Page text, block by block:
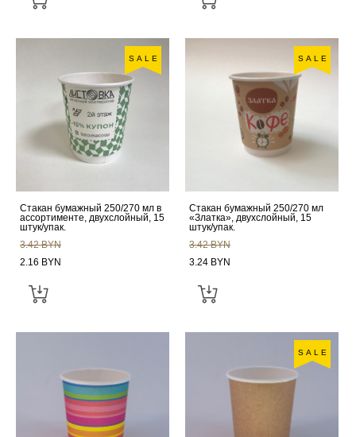
SALE
Стакан бумажный 250/270 мл в
ассортименте, двухслойный, 15
штук/упак.
3.42 BYN
2.16 BYN
SALE
Стакан бумажный 250/270 мл
«Златка», двухслойный, 15
штук/упак.
3.42 BYN
3.24 BYN
SALE